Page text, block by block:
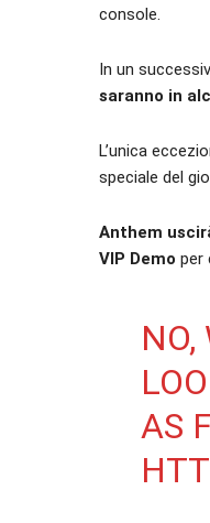
console.
In un
saranno in
L’unica
speciale del
Anthem
VIP Demo per
NO,
AS